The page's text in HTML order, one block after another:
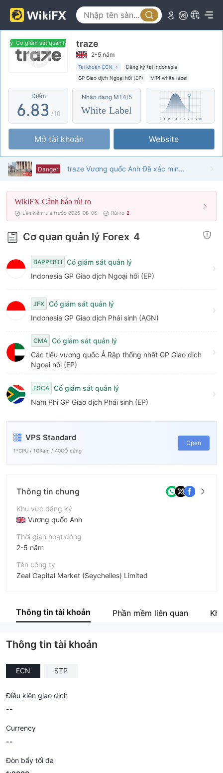
Có giám sát quản lý Có giám sát quản lý
traze
2-5 năm
Tài khoản ECN
Đăng ký tại Indonesia
GP Giao dịch Ngoại hối (EP)
MT4 white label
Nguy cơ rủi ro cao
Điểm
1
2
3
5
6
7
8
9
.
3
4
5
7
8
9
0
2
3
4
5
6
7
8
9
/10
Nhận dạng MT4/5
White Label
Mở tài khoản Website
Danger traze Vương quốc Anh Đã xác minh: Không tìm thấy sự hiện diện thực tế
WikiFX Cảnh báo rủi ro
Lần kiểm tra trước 2026-08-06 Rủi ro 2
Cơ quan quản lý Forex 4
BAPPEBTI Có giám sát quản lý
Indonesia GP Giao dịch Ngoại hối (EP)
JFX Có giám sát quản lý
Indonesia GP Giao dịch Phái sinh (AGN)
CMA Có giám sát quản lý
Các tiểu vương quốc Ả Rập thống nhất GP Giao dịch
Ngoại hối (EP)
FSCA Có giám sát quản lý
Nam Phi GP Giao dịch Phái sinh (EP)
VPS Standard
1*CPU / 1GRam / 40GỔ cứng
Open
Thông tin chung
Khu vực đăng ký
Vương quốc Anh
Thời gian hoạt động
2-5 năm
Tên công ty
Zeal Capital Market (Seychelles) Limited
Nhân viên doanh nghiệp
Thông tin tài khoản Phần mềm liên quan
Thông tin tài khoản
ECN STP
Điều kiện giao dịch
--
Currency
--
Đòn bẩy tối đa